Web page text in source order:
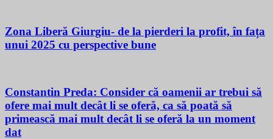
Zona Liberă Giurgiu- de la pierderi la profit, în fața
unui 2025 cu perspective bune
Constantin Preda: Consider că oamenii ar trebui să
ofere mai mult decât li se oferă, ca să poată să
primească mai mult decât li se oferă la un moment
dat